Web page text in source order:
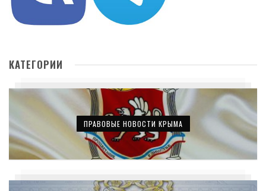
КАТЕГОРИИ
ПРАВОВЫЕ НОВОСТИ КРЫМА